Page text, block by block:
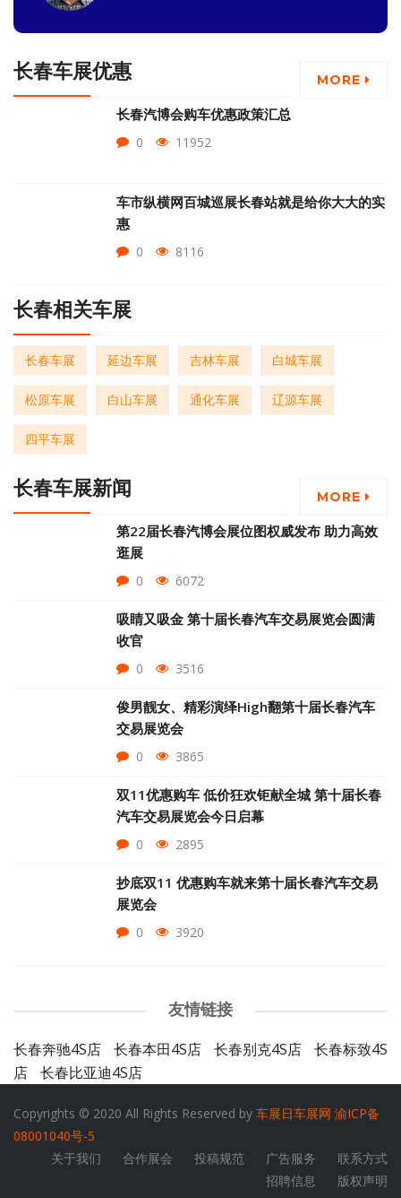
长春车展优惠 MORE
长春汽博会购车优惠政策汇总
0 11952
车市纵横网百城巡展长春站就是给你大大的实
惠
0 8116
长春相关车展
长春车展 延边车展 吉林车展 白城车展
松原车展 白山车展 通化车展 辽源车展
四平车展
长春车展新闻 MORE
第22届长春汽博会展位图权威发布 助力高效
逛展
0 6072
吸睛又吸金 第十届长春汽车交易展览会圆满
收官
0 3516
俊男靓女、精彩演绎High翻第十届长春汽车
交易展览会
0 3865
双11优惠购车 低价狂欢钜献全城 第十届长春
汽车交易展览会今日启幕
0 2895
抄底双11 优惠购车就来第十届长春汽车交易
展览会
0 3920
友情链接
长春奔驰4S店 长春本田4S店 长春别克4S店
长春标致4S
店
长春比亚迪4S店
Copyrights © 2020 All Rights Reserved by 车展日车展网 渝ICP备
08001040号-5
关于我们
合作展会 投稿规范 广告服务
联系方式
招聘信息
版权声明